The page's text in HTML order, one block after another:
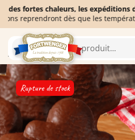
chaleurs, les expéditions de
dès que les températures
RECHERCHER
Accueil
Rupture de stock